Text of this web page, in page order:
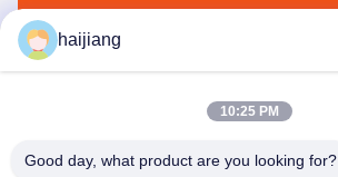
haijiang
10:25 PM
Good day, what product are you looking for?